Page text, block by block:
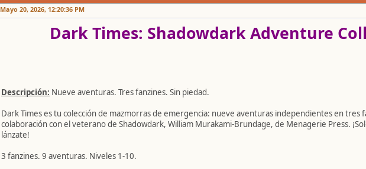
Mayo 20, 2026, 12:20:36 PM
Dark Times: Shadowdark Adventure
Descripción: Nueve aventuras. Tres fanzines. Sin piedad.
Dark Times es tu colección de mazmorras de emergencia: nueve aventuras independientes en tres
colaboración con el veterano de Shadowdark, William Murakami-Brundage, de Menagerie Press.
lánzate!
3 fanzines. 9 aventuras. Niveles 1-10.